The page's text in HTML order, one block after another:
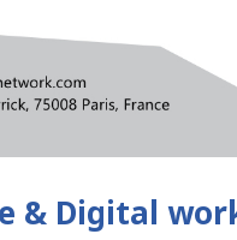
& Digital